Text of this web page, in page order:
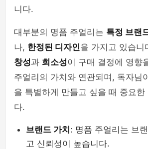
니다.
대부분의 명품 주얼리는 특정 브랜
나, 한정된 디자인을 가지고 있습니
창성과 희소성이 구매 결정에 영향
주얼리의 가치와 연관되며, 독자님
을 특별하게 만들고 싶을 때 중요한
다.
브랜드 가치 : 명품 주얼리는 브
고 신뢰성이 높습니다.